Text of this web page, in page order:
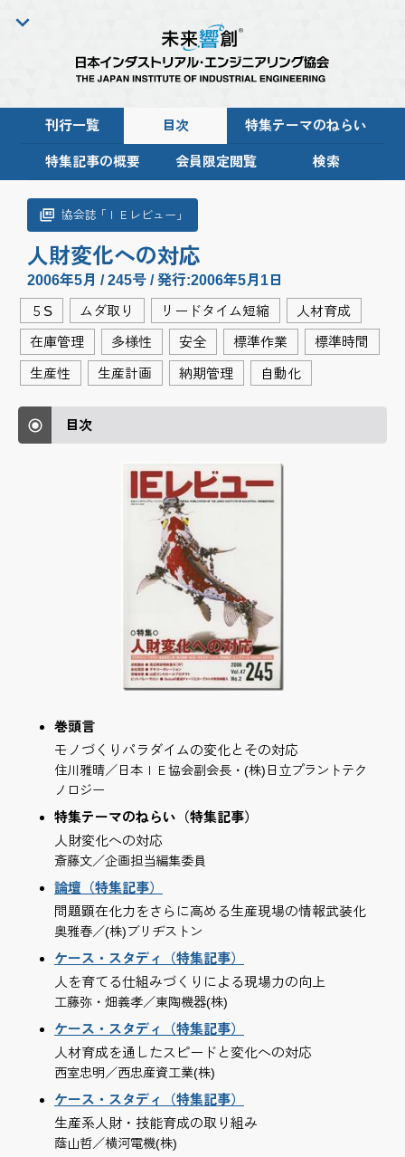
刊行一覧 目次 特集テーマのねらい
特集記事の概要 会員限定閲覧 検索
協会誌「 ＩＥレビュー 」
人財変化への対応
2006年5月 / 245号 / 発行:2006年5月1日
５S
ムダ取り リードタイム短縮 人材育成
在庫管理 多様性 安全 標準作業 標準時間
生産性 生産計画 納期管理 自動化
目次
巻頭言
モノづくりパラダイムの変化とその対応
住川雅晴／日本ＩＥ協会副会長・(株)日立プラントテク
ノロジー
特集テーマのねらい（特集記事）
人財変化への対応
斎藤文／企画担当編集委員
論壇（特集記事）
問題顕在化力をさらに高める生産現場の情報武装化
奥雅春／(株)ブリヂストン
ケース・スタディ（特集記事）
人を育てる仕組みづくりによる現場力の向上
工藤弥・畑義孝／東陶機器(株)
ケース・スタディ（特集記事）
人材育成を通したスピードと変化への対応
西室忠明／西忠産資工業(株)
ケース・スタディ（特集記事）
生産系人財・技能育成の取り組み
蔭山哲／横河電機(株)